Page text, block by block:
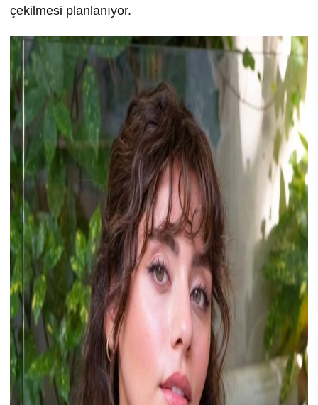
çekilmesi planlanıyor.